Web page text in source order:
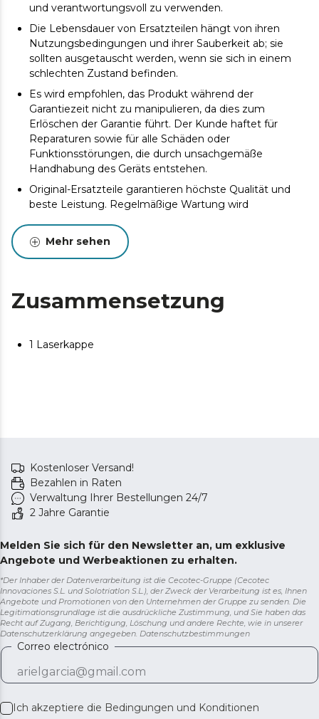
und verantwortungsvoll zu verwenden.
Die Lebensdauer von Ersatzteilen hängt von ihren
Nutzungsbedingungen und ihrer Sauberkeit ab; sie
sollten ausgetauscht werden, wenn sie sich in einem
schlechten Zustand befinden.
Es wird empfohlen, das Produkt während der
Garantiezeit nicht zu manipulieren, da dies zum
Erlöschen der Garantie führt. Der Kunde haftet für
Reparaturen sowie für alle Schäden oder
Funktionsstörungen, die durch unsachgemäße
Handhabung des Geräts entstehen.
Original-Ersatzteile garantieren höchste Qualität und
beste Leistung. Regelmäßige Wartung wird
verlängern.
Mehr sehen
Zusammensetzung
1 Laserkappe
Kostenloser Versand!
Bezahlen in Raten
Verwaltung Ihrer Bestellungen 24/7
2 Jahre Garantie
Melden Sie sich für den Newsletter an, um exklusive
Angebote und Werbeaktionen zu erhalten.
*Der Inhaber der Datenverarbeitung ist die Cecotec-Gruppe (Cecotec
Innovaciones S.L. und Solotriatlon S.L.), der Zweck der Verarbeitung ist es, Ihnen
Angebote und Promotionen von den Unternehmen der Gruppe zu senden. Die
Legitimationsgrundlage ist die ausdrückliche Zustimmung, und Sie haben das
Recht auf Zugang, Berichtigung, Löschung und andere Rechte, wie in unserer
Datenschutzerklärung angegeben. Datenschutzbestimmungen
Correo electrónico
Ich akzeptiere die Bedingungen und Konditionen